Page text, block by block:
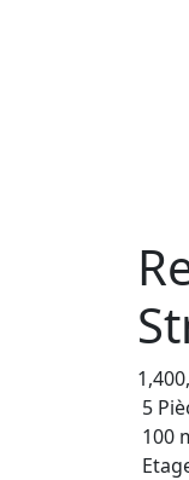
5
100